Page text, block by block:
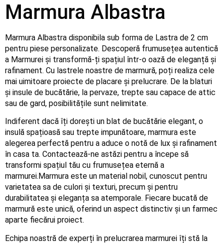
Marmura Albastra
Marmura Albastra disponibila sub forma de Lastra de 2 cm
pentru piese personalizate. Descoperă frumusețea autentică
a Marmurei și transformă-ți spațiul într-o oază de eleganță și
rafinament. Cu lastrele noastre de marmură, poți realiza cele
mai uimitoare proiecte de placare și prelucrare. De la blaturi
și insule de bucătărie, la pervaze, trepte sau capace de attic
sau de gard, posibilitățile sunt nelimitate.
Indiferent dacă îți dorești un blat de bucătărie elegant, o
insulă spațioasă sau trepte impunătoare, marmura este
alegerea perfectă pentru a aduce o notă de lux și rafinament
în casa ta. Contactează-ne astăzi pentru a începe să
transformi spațiul tău cu frumusețea eternă a
marmurei.Marmura este un material nobil, cunoscut pentru
varietatea sa de culori și texturi, precum și pentru
durabilitatea și eleganța sa atemporale. Fiecare bucată de
marmură este unică, oferind un aspect distinctiv și un farmec
aparte fiecărui proiect.
Echipa noastră de experți în prelucrarea marmurei îți stă la